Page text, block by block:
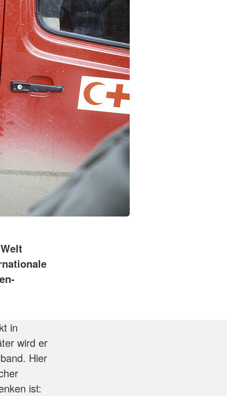
in
wird er
Hier
ist: